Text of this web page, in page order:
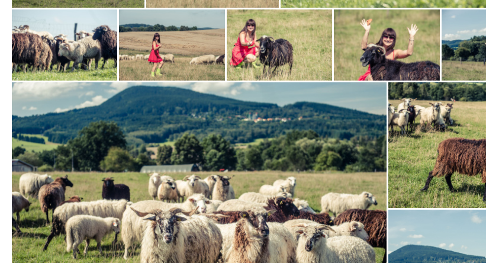
Zobrazit
fotografii
Zobrazit
fotografii
Zobrazit
fotografii
Zobrazit
fotografii
fotografii
Zobrazit
fotografii
Zobrazit
fotografii